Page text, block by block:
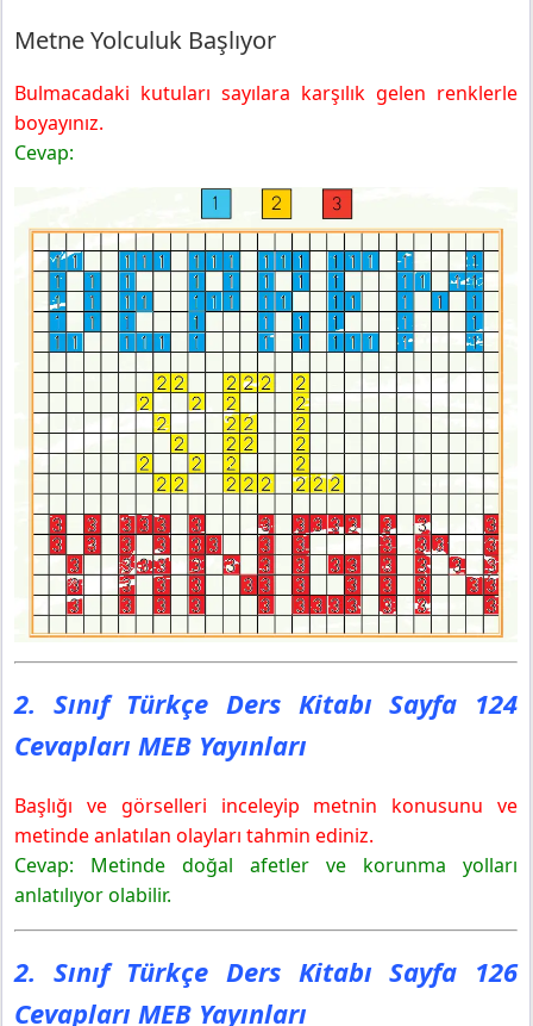
2. Sınıf Türkçe Ders Kitabı Sayfa 126 Cevapları MEB
Sözlük Özgürlüktür
2. Sınıf Türkçe Ders Kitabı Sayfa 127 Cevapları MEB
Yayınları
2. Sınıf Türkçe Ders Kitabı Sayfa 129 Cevapları MEB
Yayınları
Metne Yolculuk Başlıyor
Bulmacadaki kutuları sayılara karşılık gelen renklerle
boyayınız.
Cevap:
2. Sınıf Türkçe Ders Kitabı Sayfa 124
Cevapları MEB Yayınları
Başlığı ve görselleri inceleyip metnin konusunu ve
metinde anlatılan olayları tahmin ediniz.
Cevap: Metinde doğal afetler ve korunma yolları
anlatılıyor olabilir.
2. Sınıf Türkçe Ders Kitabı Sayfa 126
Cevapları MEB Yayınları